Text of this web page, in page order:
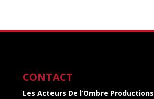
CONTACT
Les Acteurs De l’Ombre Productions